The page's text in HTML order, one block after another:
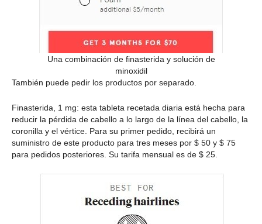
Una combinación de finasterida y solución de
minoxidil
También puede pedir los productos por separado.
Finasterida, 1 mg: esta tableta recetada diaria está hecha para
reducir la pérdida de cabello a lo largo de la línea del cabello, la
coronilla y el vértice. Para su primer pedido, recibirá un
suministro de este producto para tres meses por $ 50 y $ 75
para pedidos posteriores. Su tarifa mensual es de $ 25.